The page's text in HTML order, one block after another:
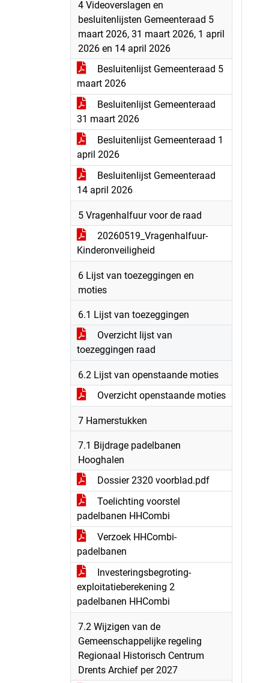
4 Videoverslagen en
besluitenlijsten Gemeenteraad 5
maart 2026, 31 maart 2026, 1 april
2026 en 14 april 2026
Besluitenlijst Gemeenteraad 5
maart 2026
Besluitenlijst Gemeenteraad
31 maart 2026
Besluitenlijst Gemeenteraad 1
april 2026
Besluitenlijst Gemeenteraad
14 april 2026
5 Vragenhalfuur voor de raad
20260519_Vragenhalfuur-
Kinderonveiligheid
6 Lijst van toezeggingen en
moties
6.1 Lijst van toezeggingen
Overzicht lijst van
toezeggingen raad
6.2 Lijst van openstaande moties
Overzicht openstaande moties
7 Hamerstukken
7.1 Bijdrage padelbanen
Hooghalen
Dossier 2320 voorblad.pdf
Toelichting voorstel
padelbanen HHCombi
Verzoek HHCombi-
padelbanen
Investeringsbegroting-
exploitatieberekening 2
padelbanen HHCombi
7.2 Wijzigen van de
Gemeenschappelijke regeling
Regionaal Historisch Centrum
Drents Archief per 2027